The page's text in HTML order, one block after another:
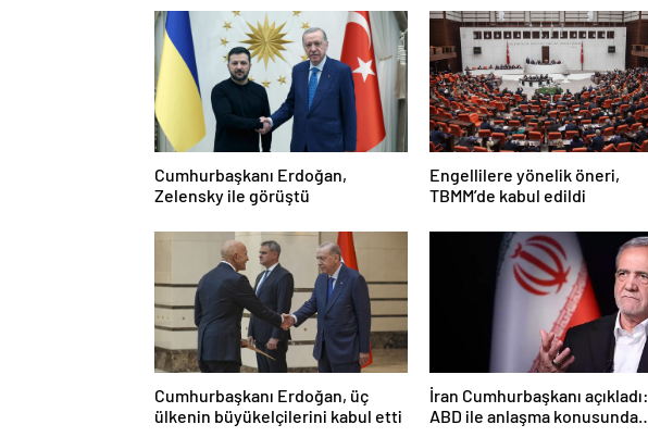
Cumhurbaşkanı Erdoğan,
Zelensky ile görüştü
Engellilere yönelik öneri,
TBMM’de kabul edildi
Cumhurbaşkanı Erdoğan, üç
ülkenin büyükelçilerini kabul etti
İran Cumhurbaşkanı açıkladı:
ABD ile anlaşma konusunda